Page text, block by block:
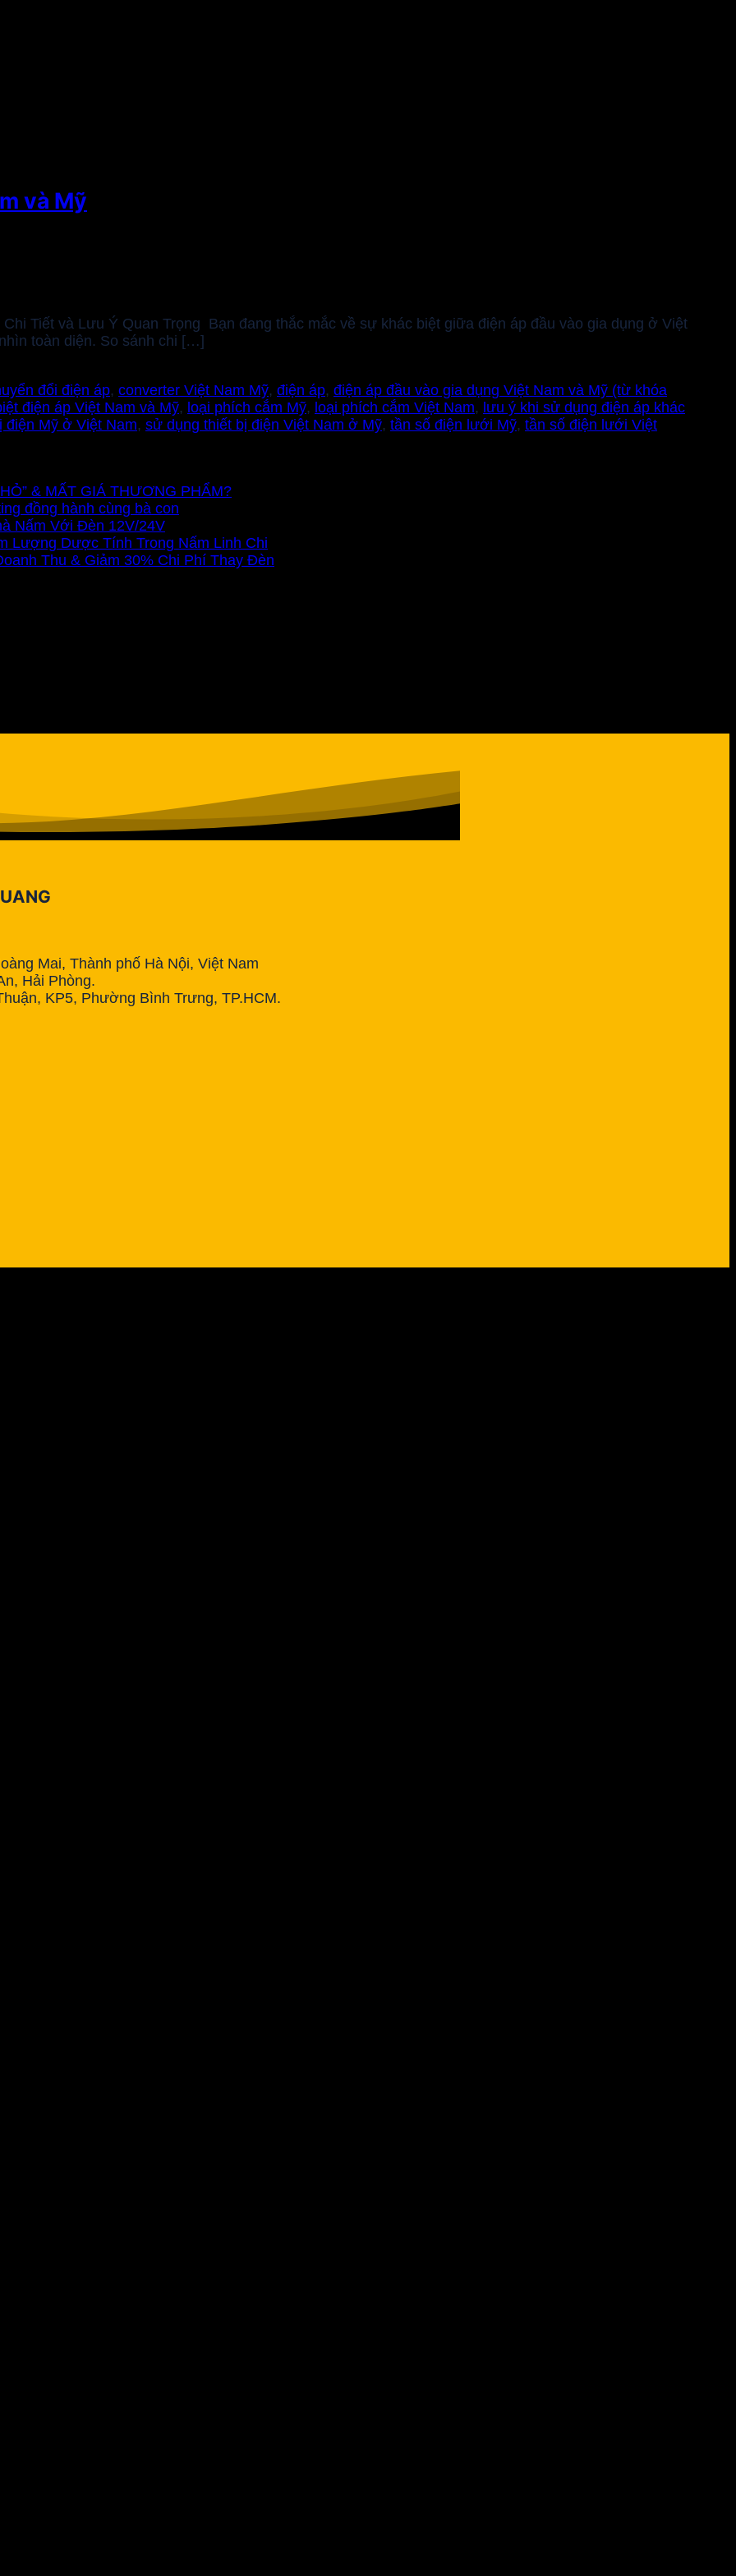
và Mỹ
Tiết và Lưu Ý Quan Trọng Bạn đang thắc mắc về sự khác biệt giữa điện áp đầu vào gia dụng ở Việt
toàn diện. So sánh chi […]
đổi điện áp, converter Việt Nam Mỹ, điện áp, điện áp đầu vào gia dụng Việt Nam và Mỹ (từ khóa
điện áp Việt Nam và Mỹ, loại phích cắm Mỹ, loại phích cắm Việt Nam, lưu ý khi sử dụng điện áp khác
điện Mỹ ở Việt Nam, sử dụng thiết bị điện Việt Nam ở Mỹ, tần số điện lưới Mỹ, tần số điện lưới Việt
& MẤT GIÁ THƯƠNG PHẨM?
đồng hành cùng bà con
Nấm Với Đèn 12V/24V
Lượng Dược Tính Trong Nấm Linh Chi
Thu & Giảm 30% Chi Phí Thay Đèn
Mai, Thành phố Hà Nội, Việt Nam
Hải Phòng.
KP5, Phường Bình Trưng, TP.HCM.